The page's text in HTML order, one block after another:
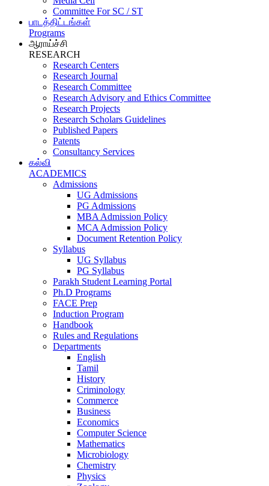
Committee For SC / ST
பாடத்திட்டங்கள்
Programs
ஆராய்ச்சி
RESEARCH
Research Centers
Research Journal
Research Committee
Research Advisory and Ethics Committee
Research Projects
Research Scholars Guidelines
Published Papers
Patents
Consultancy Services
கல்வி
ACADEMICS
Admissions
UG Admissions
PG Admissions
MBA Admission Policy
MCA Admission Policy
Document Retention Policy
Syllabus
UG Syllabus
PG Syllabus
Parakh Student Learning Portal
Ph.D Programs
FACE Prep
Induction Program
Handbook
Rules and Regulations
Departments
English
Tamil
History
Criminology
Commerce
Business
Economics
Computer Science
Mathematics
Microbiology
Chemistry
Physics